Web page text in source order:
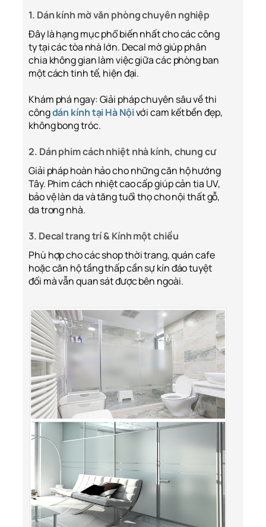
1. Dán kính mờ văn phòng chuyên nghiệp
Đây là hạng mục phổ biến nhất cho các công
ty tại các tòa nhà lớn. Decal mờ giúp phân
chia không gian làm việc giữa các phòng ban
một cách tinh tế, hiện đại.
Khám phá ngay: Giải pháp chuyên sâu về thi
côngdán kính tại Hà Nộivới cam kết bền đẹp,
không bong tróc.
2. Dán phim cách nhiệt nhà kính, chung cư
Giải pháp hoàn hảo cho những căn hộ hướng
Tây. Phim cách nhiệt cao cấp giúp cản tia UV,
bảo vệ làn da và tăng tuổi thọ cho nội thất gỗ,
da trong nhà.
3. Decal trang trí & Kính một chiều
Phù hợp cho các shop thời trang, quán cafe
hoặc căn hộ tầng thấp cần sự kín đáo tuyệt
đối mà vẫn quan sát được bên ngoài.